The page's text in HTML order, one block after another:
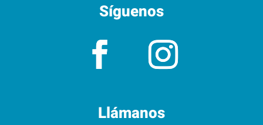
Síguenos
Llámanos